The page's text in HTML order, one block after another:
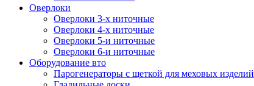
Оверлоки
Оверлоки 3-х ниточные
Оверлоки 4-х ниточные
Оверлоки 5-и ниточные
Оверлоки 6-и ниточные
Оборудование вто
Парогенераторы с щеткой для меховых изделий